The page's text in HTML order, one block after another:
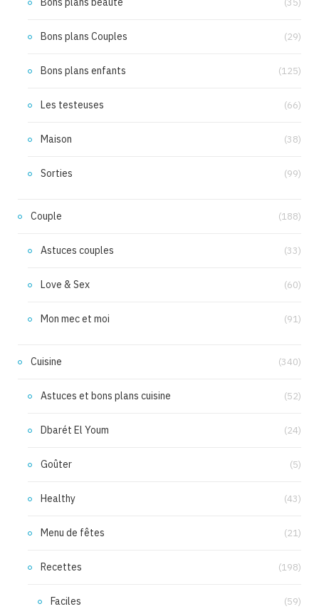
(35)
Bons plans Couples (29)
Bons plans enfants (125)
Les testeuses (66)
Maison (38)
Sorties (99)
Couple (188)
Astuces couples (33)
Love & Sex (60)
Mon mec et moi (91)
Cuisine (340)
Astuces et bons plans cuisine (52)
Dbarét El Youm (24)
Goûter (5)
Healthy (43)
Menu de fêtes (21)
Recettes (198)
Faciles (59)